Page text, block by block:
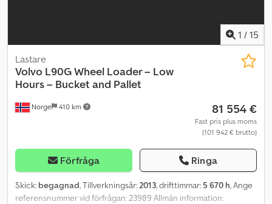
1 / 15
Norge 410 km
Lastare
Volvo L90G Wheel Loader – Low
Hours – Bucket and Pallet
81 554 €
Fast pris plus moms
(101 942 € brutto)
Förfråga Ringa
Skick: begagnad, Tillverkningsår:2013, drifttimmar: 5 670 h, Ange
referensnummer vid förfrågan: 23989 Allmän information: